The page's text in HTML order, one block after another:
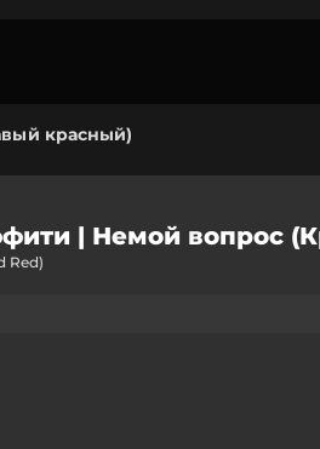
красный)
| Немой вопрос
Red)